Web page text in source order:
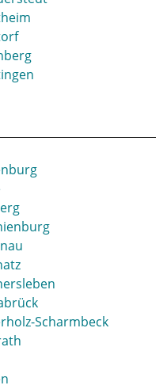
Scharmbeck